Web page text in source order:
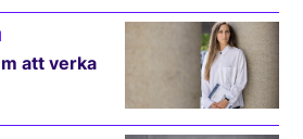
att verka